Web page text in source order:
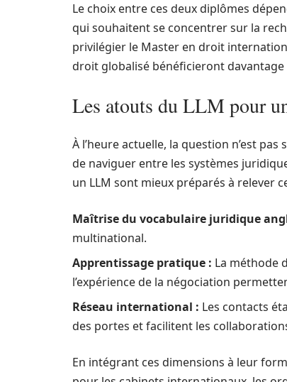
Le choix entre ces deux diplômes
qui souhaitent se concentrer sur la
privilégier le Master en droit
droit globalisé bénéficieront davantage
Les atouts du LLM pour
À l’heure actuelle, la question n’est
de naviguer entre les systèmes
un LLM sont mieux préparés à relever
Maîtrise du vocabulaire juridique
multinational.
Apprentissage pratique : La méthode
l’expérience de la négociation
Réseau international : Les contacts
des portes et facilitent les
En intégrant ces dimensions à leur